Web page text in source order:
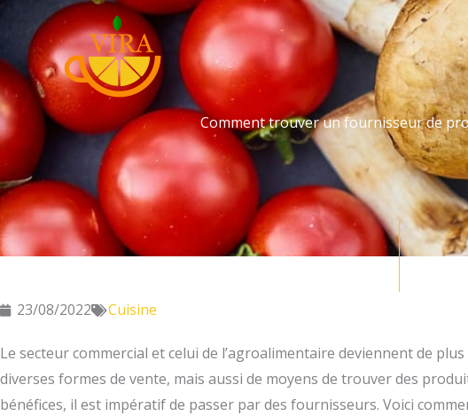
contenu
Comment trouver un fournisseur de
23/08/2022 Cuisine
Le secteur commercial et celui de l’agroalimentaire deviennent de
diverses formes de vente, mais aussi de moyens de trouver des
bénéfices, il est impératif de passer par des fournisseurs. Voici